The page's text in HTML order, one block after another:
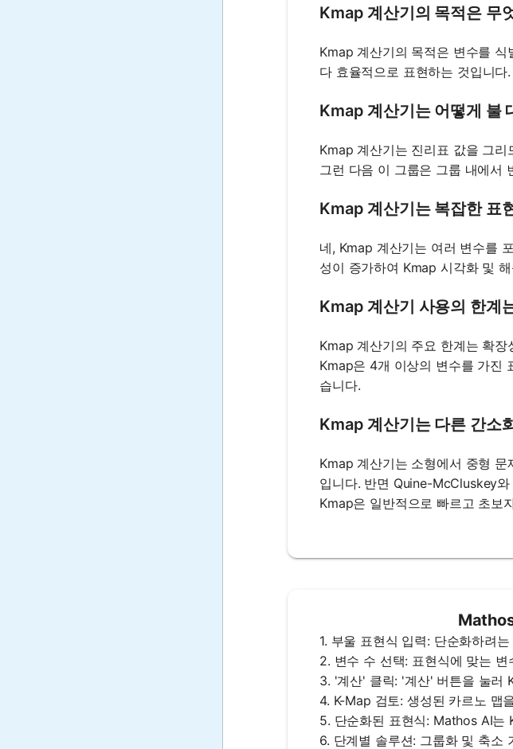
Kmap 계산기의 목적은 무
Kmap 계산기의 목적은 변수를
다 효율적으로 표현하는 것입니다.
Kmap 계산기는 어떻게 불
Kmap 계산기는 진리표 값을 그
그런 다음 이 그룹은 그룹 내에서
Kmap 계산기는 복잡한 표
네, Kmap 계산기는 여러 변수를
성이 증가하여 Kmap 시각화 및
Kmap 계산기 사용의 한계
Kmap 계산기의 주요 한계는 확
Kmap은 4개 이상의 변수를 가진
습니다.
Kmap 계산기는 다른 간소
Kmap 계산기는 소형에서 중형
입니다. 반면 Quine-McCluskey
Kmap은 일반적으로 빠르고 초보
1. 부울 표현식 입력: 단순화하려
2. 변수 수 선택: 표현식에 맞는
3. '계산' 클릭: '계산' 버튼을 눌러
4. K-Map 검토: 생성된 카르노 맵
5. 단순화된 표현식: Mathos AI는
6. 단계별 솔루션: 그룹화 및 축소